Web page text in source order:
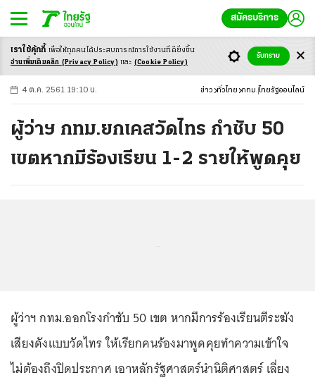
สมัครบริการ
-ก ก ก+
4 ต.ค. 2561 19:10 น. ข่าว ทั่วไทย กทม. ไทยรัฐออนไลน์
ผู้ว่าฯ กทม.ยกเคสวัดไทร กำชับ 50
เขตหากมีร้องเรียน 1-2 รายให้พูดคุย
ผู้ว่าฯ กทม.ออกโรงกำชับ 50 เขต หากมีการร้องเรียนตีระฆัง
เสียงดังแบบวัดไทร ให้เรียกคนร้องมาพูดคุยทำความเข้าใจ
ไม่ต้องถึงปิดประกาศ เอาหลักรัฐศาสตร์นำนิติศาสตร์ เลี่ยง
เราใช้คุ้กกี้ เพื่อให้ทุกคนได้ประสบการณ์การใช้งานที่ดียิ่งขึ้น
อ่านเพิ่มเติมคลิก (Privacy Policy) และ (Cookie Policy)
รับทราบ